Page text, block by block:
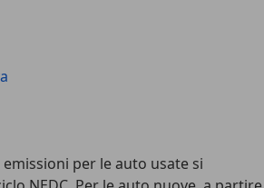
per le auto usate si